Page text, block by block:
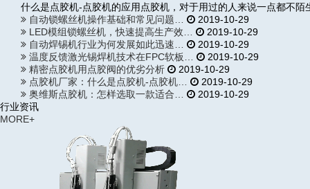
什么是点胶机-点胶机的应用点胶机，对于用过的人来说一点都不
自动锁螺丝机操作基础和常见问题…
2019-10-29
LED模组锁螺丝机，快速提高生产效…
2019-10-29
自动焊锡机行业为何发展如此迅速…
2019-10-29
温度反馈激光锡焊机技术在FPC软板…
2019-10-29
精密点胶机用点胶阀的优劣分析
2019-10-29
点胶机厂家：什么是点胶机-点胶机…
2019-10-29
奥维斯点胶机：怎样选取一款适合…
2019-10-29
行业资讯
MORE+